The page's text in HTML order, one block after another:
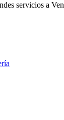
servicios a